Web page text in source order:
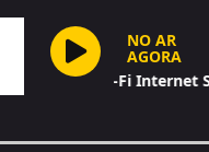
NO AR
AGORA
Hi-Fi Internet Stream